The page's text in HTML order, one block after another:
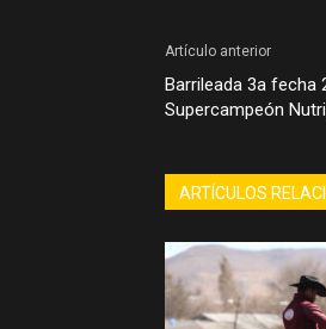
Artículo anterior
Barrileada 3a fecha
Supercampeón
ARTÍCULOS